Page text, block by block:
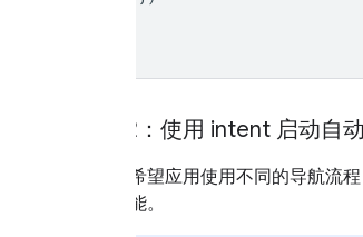
方法 2：使用 intent 启动自
如果您希望应用使用不同的导航流
补全功能。